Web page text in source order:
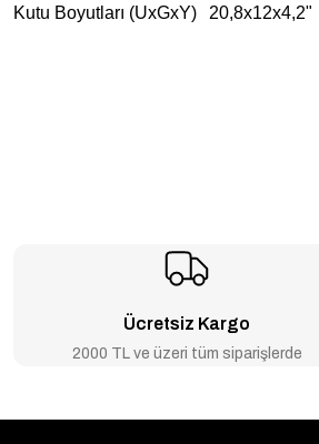
Kutu Boyutları (UxGxY)
20,8x12x4,2"
Ücretsiz Kargo
2000 TL ve üzeri tüm siparişlerde